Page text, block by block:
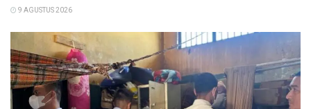
9 AGUSTUS 2026